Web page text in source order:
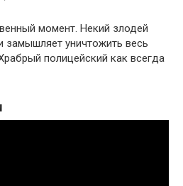
момент. Некий злодей
замышляет уничтожить весь
полицейский как всегда